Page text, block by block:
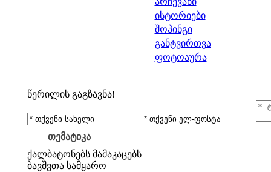
ისტორიები
შოპინგი
განტვირთვა
ფოტოაურა
წერილის გაგზავნა!
თემატიკა
ქალბატონებს მამაკაცებს
ბავშვთა სამყარო